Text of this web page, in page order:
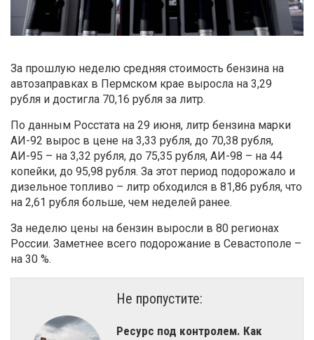
За прошлую неделю средняя стоимость бензина на
автозаправках в Пермском крае выросла на 3,29
рубля и достигла 70,16 рубля за литр.
По данным Росстата на 29 июня, литр бензина марки
АИ-92 вырос в цене на 3,33 рубля, до 70,38 рубля,
АИ-95 – на 3,32 рубля, до 75,35 рубля, АИ-98 – на 44
копейки, до 95,98 рубля. За этот период подорожало и
дизельное топливо – литр обходился в 81,86 рубля, что
на 2,61 рубля больше, чем неделей ранее.
За неделю цены на бензин выросли в 80 регионах
России. Заметнее всего подорожание в Севастополе –
на 30 %.
Не пропустите:
Ресурс под контролем. Как